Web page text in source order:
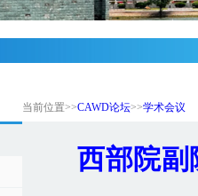
当前位置>>CAWD论坛>>学术会议
西部院